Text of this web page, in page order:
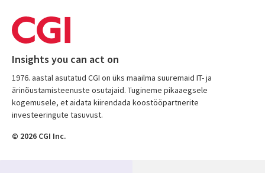
Insights you can act on
1976. aastal asutatud CGI on üks maailma suuremaid IT- ja
ärinõustamisteenuste osutajaid. Tugineme pikaaegsele
kogemusele, et aidata kiirendada koostööpartnerite
investeeringute tasuvust.
© 2026 CGI Inc.